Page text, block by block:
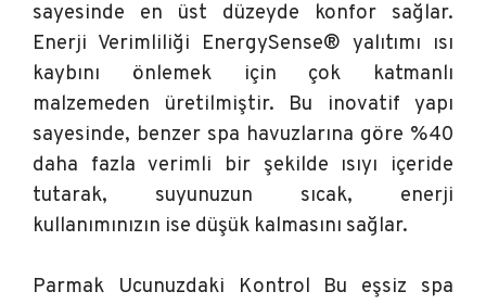
sayesinde en üst düzeyde konfor sağlar.
Enerji Verimliliği EnergySense® yalıtımı ısı
kaybını önlemek için çok katmanlı
malzemeden üretilmiştir. Bu inovatif yapı
sayesinde, benzer spa havuzlarına göre %40
daha fazla verimli bir şekilde ısıyı içeride
tutarak, suyunuzun sıcak, enerji
kullanımınızın ise düşük kalmasını sağlar.
Parmak Ucunuzdaki Kontrol Bu eşsiz spa